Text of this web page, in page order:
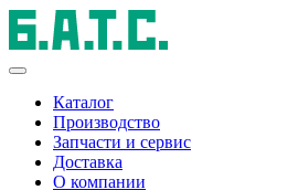
Каталог
Производство
Запчасти и сервис
Доставка
О компании